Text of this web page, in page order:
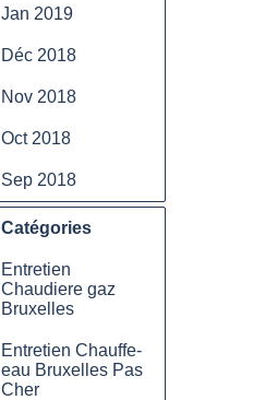
Jan 2019
Déc 2018
Nov 2018
Oct 2018
Sep 2018
Catégories
Entretien
Chaudiere gaz
Bruxelles
Entretien Chauffe-
eau Bruxelles Pas
Cher